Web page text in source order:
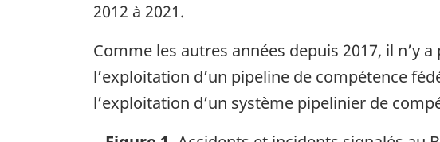
2012 à 2021.
Comme les autres années depuis 2017, il n’y
l’exploitation d’un pipeline de compétence
l’exploitation d’un système pipelinier de